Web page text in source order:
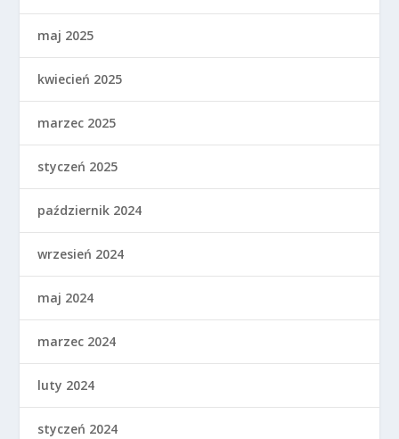
maj 2025
kwiecień 2025
marzec 2025
styczeń 2025
październik 2024
wrzesień 2024
maj 2024
marzec 2024
luty 2024
styczeń 2024